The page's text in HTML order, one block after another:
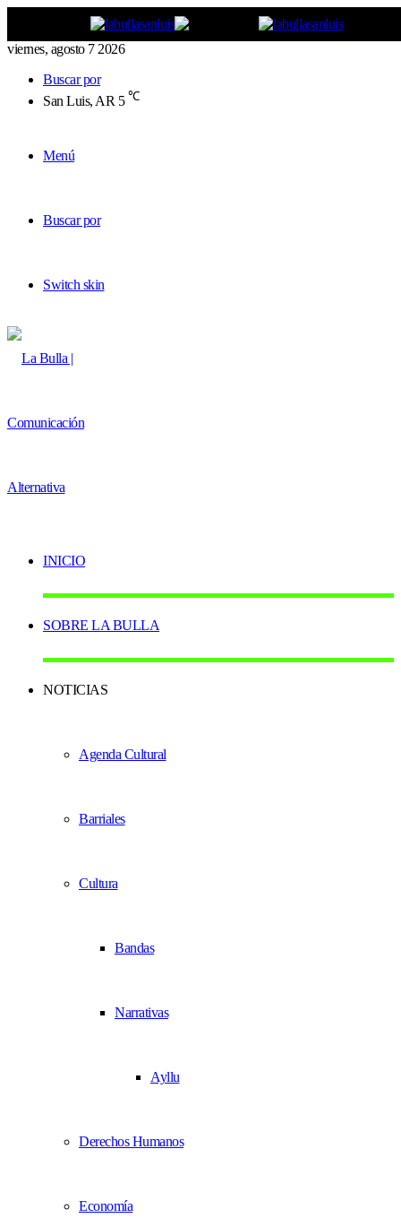
viernes, agosto 7 2026
Buscar por
San Luis, AR 5 ℃
Menú
Buscar por
Switch skin
INICIO
SOBRE LA BULLA
NOTICIAS
Agenda Cultural
Barriales
Cultura
Bandas
Narrativas
Ayllu
Derechos Humanos
Economía